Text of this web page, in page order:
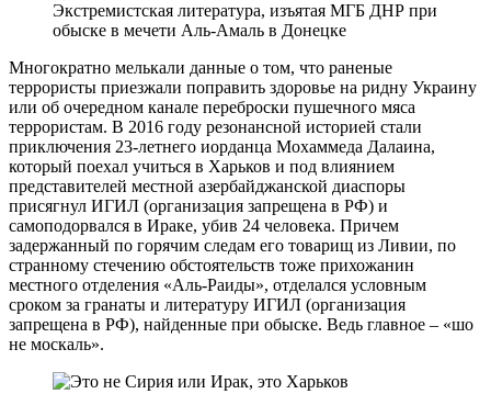
Экстремистская литература, изъятая МГБ ДНР при
обыске в мечети Аль-Амаль в Донецке
Многократно мелькали данные о том, что раненые
террористы приезжали поправить здоровье на ридну Украину
или об очередном канале переброски пушечного мяса
террористам. В 2016 году резонансной историей стали
приключения 23-летнего иорданца Мохаммеда Далаина,
который поехал учиться в Харьков и под влиянием
представителей местной азербайджанской диаспоры
присягнул ИГИЛ (организация запрещена в РФ) и
самоподорвался в Ираке, убив 24 человека. Причем
задержанный по горячим следам его товарищ из Ливии, по
странному стечению обстоятельств тоже прихожанин
местного отделения «Аль-Раиды», отделался условным
сроком за гранаты и литературу ИГИЛ (организация
запрещена в РФ), найденные при обыске. Ведь главное – «шо
не москаль».